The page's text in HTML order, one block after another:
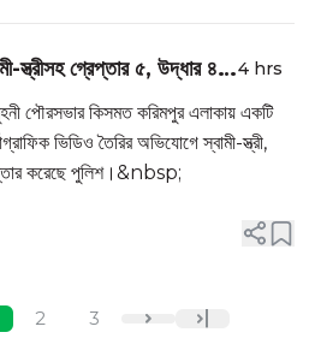
স্ত্রীসহ গ্রেপ্তার ৫, উদ্ধার ৪
4 hrs
পৌরসভার কিসমত করিমপুর এলাকায় একটি
ভিডিও তৈরির অভিযোগে স্বামী-স্ত্রী,
করেছে পুলিশ।&nbsp;
2 3